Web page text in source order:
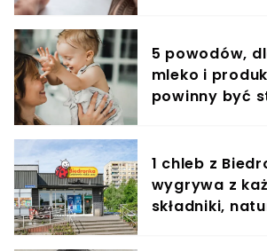
5 powodów,
mleko i
powinny być
1 chleb z
wygrywa z
składniki,